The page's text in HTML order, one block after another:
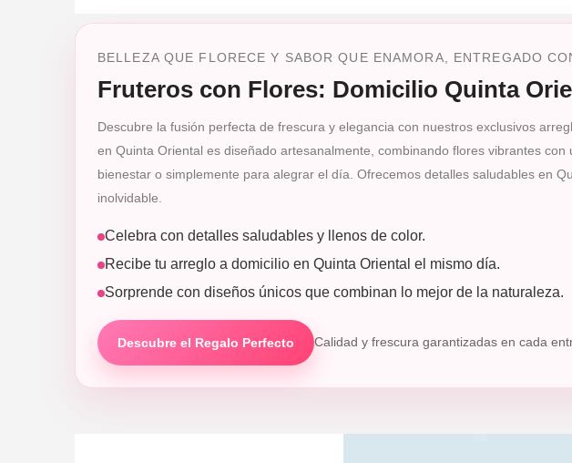
BELLEZA QUE FLORECE Y SABOR QUE ENAMORA, ENTREGADO
Fruteros con Flores: Domicilio Quinta
Descubre la fusión perfecta de frescura y elegancia con nuestros exclusivos
en Quinta Oriental es diseñado artesanalmente, combinando flores vibrantes
bienestar o simplemente para alegrar el día. Ofrecemos detalles saludables en
inolvidable.
Celebra con detalles saludables y llenos de color.
Recibe tu arreglo a domicilio en Quinta Oriental el mismo día.
Sorprende con diseños únicos que combinan lo mejor de la naturaleza.
Descubre el Regalo Perfecto Calidad y frescura garantizadas en cada